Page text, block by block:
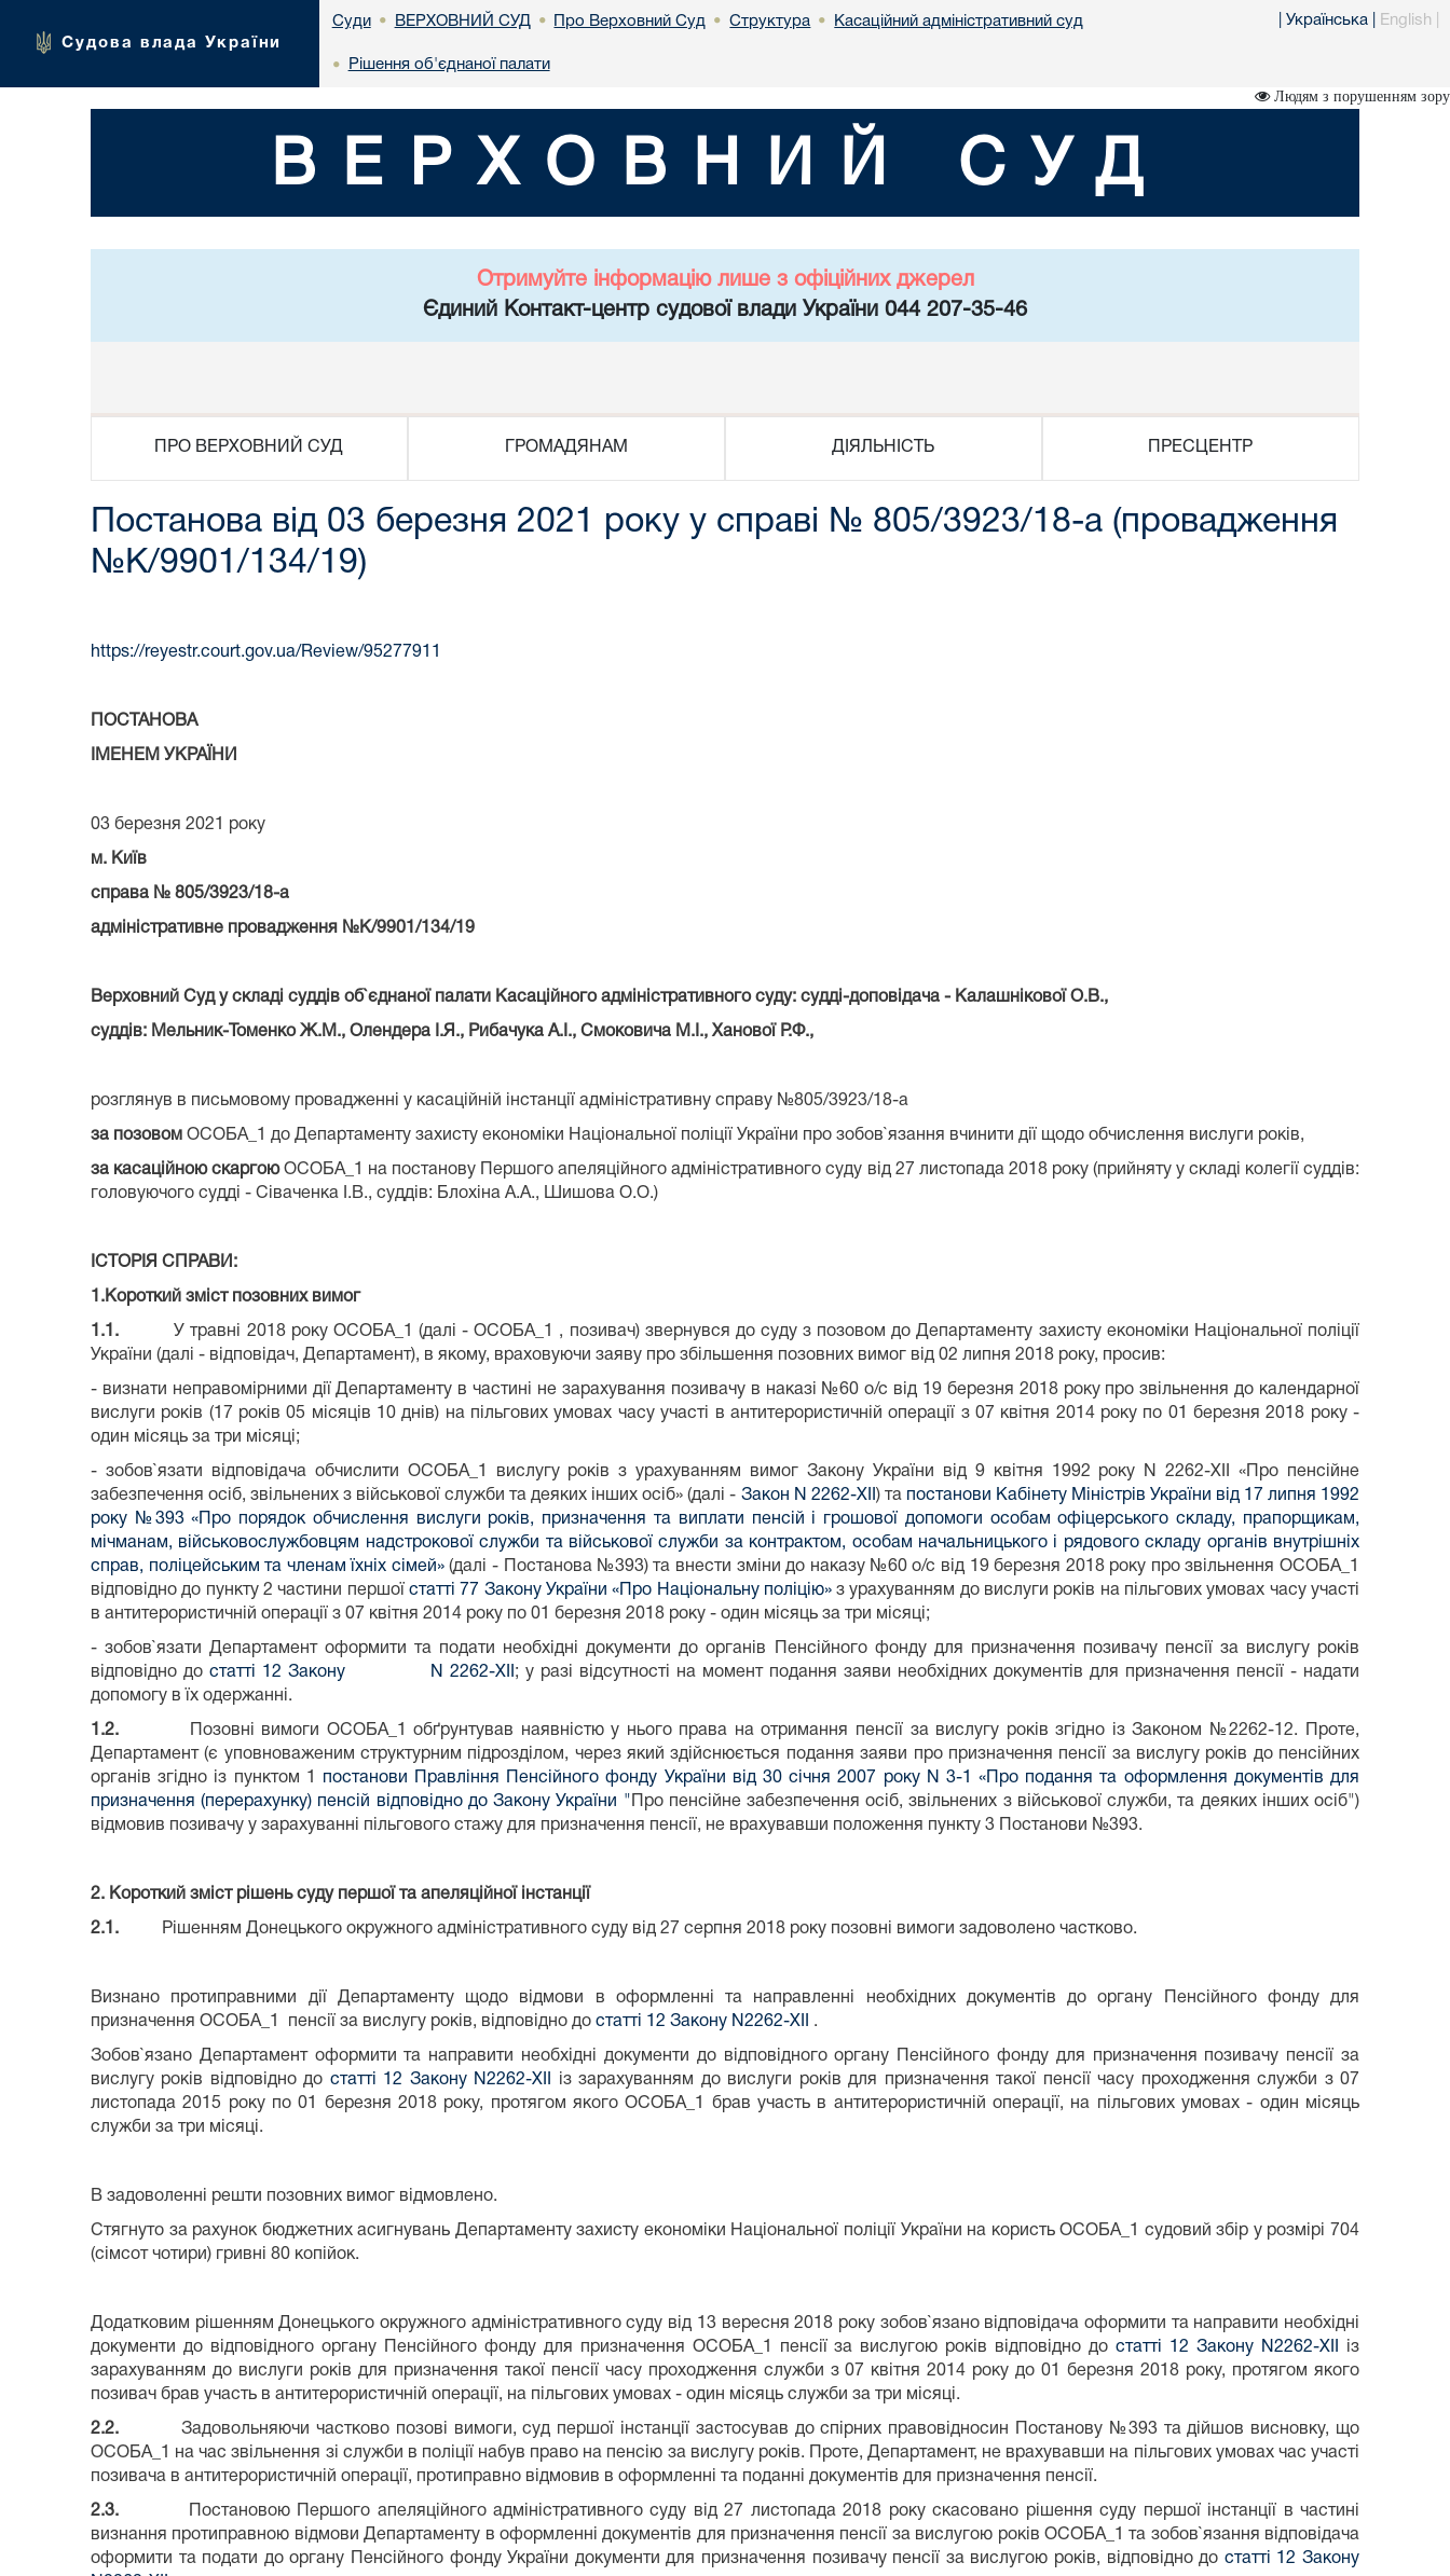
Судова влада України
Суди • ВЕРХОВНИЙ СУД • Про Верховний Суд • Структура • Касаційний адміністративний суд
• Рішення об'єднаної палати
Українська English
Людям з порушенням зору
ВЕРХОВНИЙ СУД
Отримуйте інформацію лише з офіційних джерел
Єдиний Контакт-центр судової влади України 044 207-35-46
ПРО ВЕРХОВНИЙ СУД ГРОМАДЯНАМ ДІЯЛЬНІСТЬ ПРЕСЦЕНТР
Постанова від 03 березня 2021 року у справі № 805/3923/18-а (провадження
№К/9901/134/19)
https://reyestr.court.gov.ua/Review/95277911
ПОСТАНОВА
ІМЕНЕМ УКРАЇНИ
03 березня 2021 року
м. Київ
справа № 805/3923/18-а
адміністративне провадження №К/9901/134/19
Верховний Суд у складі суддів об`єднаної палати Касаційного адміністративного суду: судді-доповідача - Калашнікової О.В.,
суддів: Мельник-Томенко Ж.М., Олендера І.Я., Рибачука А.І., Смоковича М.І., Ханової Р.Ф.,
розглянув в письмовому провадженні у касаційній інстанції адміністративну справу №805/3923/18-а
за позовом ОСОБА_1 до Департаменту захисту економіки Національної поліції України про зобов`язання вчинити дії щодо обчислення вислуги років,
за касаційною скаргоюОСОБА_1 на постанову Першого апеляційного адміністративного суду від 27 листопада 2018 року (прийняту у складі колегії суддів:
головуючого судді - Сіваченка І.В., суддів: Блохіна А.А., Шишова О.О.)
ІСТОРІЯ СПРАВИ:
1.Короткий зміст позовних вимог
1.1. У травні 2018 року ОСОБА_1 (далі - ОСОБА_1 , позивач) звернувся до суду з позовом до Департаменту захисту економіки Національної поліції
України (далі - відповідач, Департамент), в якому, враховуючи заяву про збільшення позовних вимог від 02 липня 2018 року, просив:
- визнати неправомірними дії Департаменту в частині не зарахування позивачу в наказі №60 о/с від 19 березня 2018 року про звільнення до календарної
вислуги років (17 років 05 місяців 10 днів) на пільгових умовах часу участі в антитерористичній операції з 07 квітня 2014 року по 01 березня 2018 року -
один місяць за три місяці;
- зобов`язати відповідача обчислити ОСОБА_1 вислугу років з урахуванням вимог Закону України від 9 квітня 1992 pоку N 2262-XII «Про пенсійне
забезпечення осіб, звільнених з військової служби та деяких інших осіб» (далі - Закон N 2262-XII ) та постанови Кабінету Міністрів України від 17 липня 1992
року №393 «Про порядок обчислення вислуги років, призначення та виплати пенсій і грошової допомоги особам офіцерського складу, прапорщикам,
мічманам, військовослужбовцям надстрокової служби та військової служби за контрактом, особам начальницького і рядового складу органів внутрішніх
справ, поліцейським та членам їхніх сімей»(далі - Постанова №393) та внести зміни до наказу №60 о/с від 19 березня 2018 року про звільнення ОСОБА_1
відповідно до пункту 2 частини першої статті 77 Закону України «Про Національну поліцію»з урахуванням до вислуги років на пільгових умовах часу участі
в антитерористичній операції з 07 квітня 2014 року по 01 березня 2018 року - один місяць за три місяці;
- зобов`язати Департамент оформити та подати необхідні документи до органів Пенсійного фонду для призначення позивачу пенсії за вислугу років
відповідно достатті 12 Закону N 2262-XII
; у разі відсутності на момент подання заяви необхідних документів для призначення пенсії - надати
допомогу в їх одержанні.
1.2.
Позовні вимоги ОСОБА_1 обґрунтував наявністю у нього права на отримання пенсії за вислугу років згідно із Законом №2262-12. Проте,
Департамент (є уповноваженим структурним підрозділом, через який здійснюється подання заяви про призначення пенсії за вислугу років до пенсійних
органів згідно із пунктом 1 постанови Правління Пенсійного фонду України від 30 січня 2007 року N 3-1 «Про подання та оформлення документів для
призначення (перерахунку) пенсій відповідно до Закону України "
Про пенсійне забезпечення осіб, звільнених з військової служби, та деяких інших осіб")
відмовив позивачу у зарахуванні пільгового стажу для призначення пенсії, не врахувавши положення пункту 3 Постанови №393.
2. Короткий зміст рішень суду першої та апеляційної інстанції
2.1. Рішенням Донецького окружного адміністративного суду від 27 серпня 2018 року позовні вимоги задоволено частково.
Визнано протиправними дії Департаменту щодо відмови в оформленні та направленні необхідних документів до органу Пенсійного фонду для
призначення ОСОБА_1 пенсії за вислугу років, відповідно до статті 12 Закону N2262-XII .
Зобов`язано Департамент оформити та направити необхідні документи до відповідного органу Пенсійного фонду для призначення позивачу пенсії за
вислугу років відповідно до статті 12 Закону N2262-XII
із зарахуванням до вислуги років для призначення такої пенсії часу проходження служби з 07
листопада 2015 року по 01 березня 2018 року, протягом якого ОСОБА_1 брав участь в антитерористичній операції, на пільгових умовах - один місяць
служби за три місяці.
В задоволенні решти позовних вимог відмовлено.
Стягнуто за рахунок бюджетних асигнувань Департаменту захисту економіки Національної поліції України на користь ОСОБА_1 судовий збір у розмірі 704
(сімсот чотири) гривні 80 копійок.
Додатковим рішенням Донецького окружного адміністративного суду від 13 вересня 2018 року зобов`язано відповідача оформити та направити необхідні
документи до відповідного органу Пенсійного фонду для призначення ОСОБА_1 пенсії за вислугою років відповідно достатті 12 Закону N2262-XII
із
зарахуванням до вислуги років для призначення такої пенсії часу проходження служби з 07 квітня 2014 року до 01 березня 2018 року, протягом якого
позивач брав участь в антитерористичній операції, на пільгових умовах - один місяць служби за три місяці.
2.2. Задовольняючи частково позові вимоги, суд першої інстанції застосував до спірних правовідносин Постанову №393 та дійшов висновку, що
ОСОБА_1 на час звільнення зі служби в поліції набув право на пенсію за вислугу років. Проте, Департамент, не врахувавши на пільгових умовах час участі
позивача в антитерористичній операції, протиправно відмовив в оформленні та поданні документів для призначення пенсії.
2.3. Постановою Першого апеляційного адміністративного суду від 27 листопада 2018 року скасовано рішення суду першої інстанції в частині
визнання протиправною відмови Департаменту в оформленні документів для призначення пенсії за вислугою років ОСОБА_1 та зобов`язання відповідача
оформити та подати до органу Пенсійного фонду України документи для призначення позивачу пенсії за вислугою років, відповідно до статті 12 Закону